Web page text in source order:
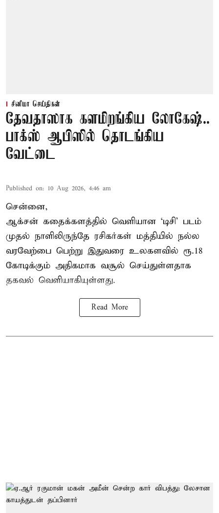
சினிமா செய்திகள்
தேவதாஸாக களமிறங்கிய லோகேஷ்..
பாக்ஸ் ஆபிஸில் தொடங்கிய
வேட்டை
Published on: 10 Aug 2026, 4:46 am
சென்னை,
ஆக்சன் கதைக்களத்தில் வெளியான ‘டிசி’ படம்
முதல் நாளிலிருந்தே ரசிகர்கள் மத்தியில் நல்ல
வரவேற்பை பெற்று இதுவரை உலகளவில் ரூ.18
கோடிக்கும் அதிகமாக வசூல் செய்துள்ளதாக
தகவல் வெளியாகியுள்ளது.
Read More